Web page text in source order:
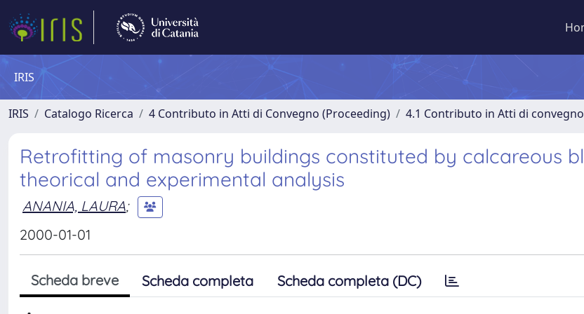
IRIS
IRIS Catalogo Ricerca 4 Contributo in Atti di Convegno (Proceeding) 4.1 Contributo in Atti di convegno
Retrofitting of masonry buildings constituted by calcareous
theorical and experimental analysis
ANANIA, LAURA;
2000-01-01
Scheda breve Scheda completa Scheda completa (DC)